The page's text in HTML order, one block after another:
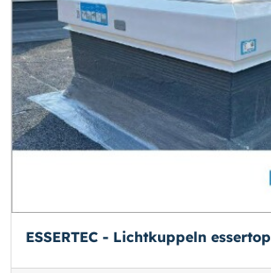
ESSERTEC - Lichtkuppeln essertop